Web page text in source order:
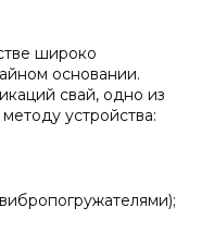
широко
основании.
свай, одно из
устройства: